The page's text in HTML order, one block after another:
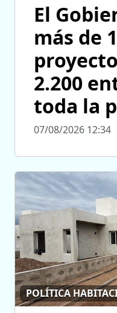
El
más de
2.200
toda la
07/08/2026 12:34
POLÍTICA